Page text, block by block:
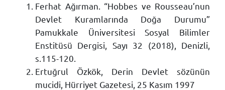
Ferhat Ağırman. “Hobbes ve Rousseau’nun
Devlet Kuramlarında Doğa Durumu”
Pamukkale Üniversitesi Sosyal Bilimler
Enstitüsü Dergisi, Sayı 32 (2018), Denizli,
s.115-120.
Ertuğrul Özkök, Derin Devlet sözünün
mucidi, Hürriyet Gazetesi, 25 Kasım 1997